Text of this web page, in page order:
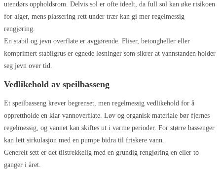
utendørs oppholdsrom. Delvis sol er ofte ideelt, da full sol kan øke risikoen
for alger, mens plassering rett under trær kan gi mer regelmessig
rengjøring.
En stabil og jevn overflate er avgjørende. Fliser, betongheller eller
komprimert stabilgrus er egnede løsninger som sikrer at vannstanden holder
seg jevn over tid.
Vedlikehold av speilbasseng
Et speilbasseng krever begrenset, men regelmessig vedlikehold for å
opprettholde en klar vannoverflate. Løv og organisk materiale bør fjernes
regelmessig, og vannet kan skiftes ut i varme perioder. For større bassenger
kan lett sirkulasjon med en pumpe bidra til friskere vann.
Generelt sett er det tilstrekkelig med en grundig rengjøring en eller to
ganger i året.